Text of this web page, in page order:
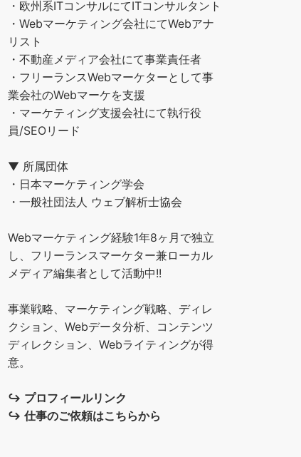
・欧州系ITコンサルにてITコンサルタント
・Webマーケティング会社にてWebアナ
リスト
・不動産メディア会社にて事業責任者
・フリーランスWebマーケターとして事
業会社のWebマーケを支援
・マーケティング支援会社にて執行役
員/SEOリード
▼ 所属団体
・日本マーケティング学会
・一般社団法人 ウェブ解析士協会
Webマーケティング経験1年8ヶ月で独立
し、フリーランスマーケター兼ローカル
メディア編集者として活動中!!
事業戦略、マーケティング戦略、ディレ
クション、Webデータ分析、コンテンツ
ディレクション、Webライティングが得
意。
↪︎ プロフィールリンク
↪︎ 仕事のご依頼はこちらから